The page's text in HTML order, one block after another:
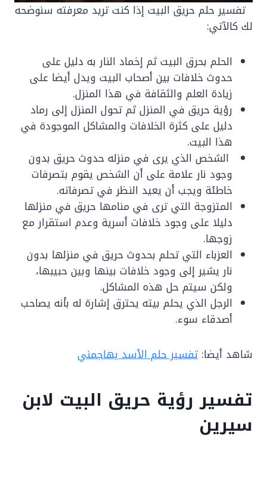
تفسير حلم حريق البيت إذا كنت تريد معرفته سنوضحه
لك كالآتي:
الحلم بحرق البيت ثم إخماد النار به دليل على
حدوث خلافات بين أصحاب البيت ويدل أيضا على
زيادة العلم والثقافة في هذا المنزل.
رؤية حريق في المنزل ثم تحول المنزل إلى رماد
دليل على كثرة الخلافات والمشاكل الموجودة في
هذا البيت.
الشخص الذي يرى في منزله حدوث حريق بدون
وجود نار علامة على أن الشخص يقوم بتصرفات
خاطئة ويجب أن يعيد النظر في تصرفاته.
المتزوجة التي ترى في منامها حريق في منزلها
دليلا على وجود خلافات أسرية وعدم استقرار مع
زوجها.
العزباء التي تحلم بحدوث حريق في منزلها بدون
نار يشير إلى وجود خلافات بينها وبين حبيبها،
ولكن سيتم حل هذه المشاكل.
الرجل الذي يحلم بيته يحترق إشارة له بأنه يصاحب
أصدقاء سوء.
شاهد أيضا: تفسير حلم الأسد يهاجمني
تفسير رؤية حريق البيت لابن
سيرين